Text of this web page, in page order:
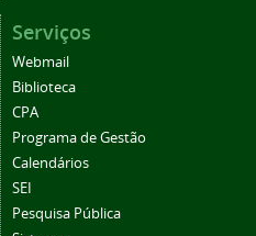
Serviços
Webmail
Biblioteca
CPA
Programa de Gestão
Calendários
SEI
Pesquisa Pública